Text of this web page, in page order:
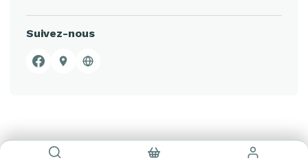
Suivez-nous
FacebookGoogle Business Profile
Site web